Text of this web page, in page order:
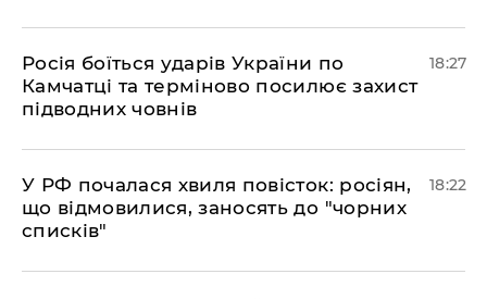
​Росія боїться ударів України по
Камчатці та терміново посилює захист
підводних човнів
18:27
​У РФ почалася хвиля повісток: росіян,
що відмовилися, заносять до "чорних
списків"
18:22